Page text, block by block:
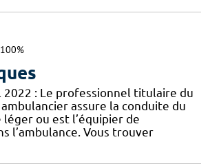
100%
: Le professionnel titulaire du
assure la conduite du
ou est l’équipier de
l’ambulance. Vous trouver